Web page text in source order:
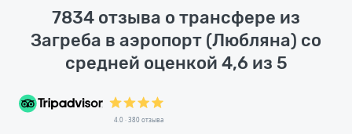
7834 отзыва о трансфере из
Загреба в аэропорт (Любляна) со
средней оценкой 4,6 из 5
4.0 · 380 отзыва